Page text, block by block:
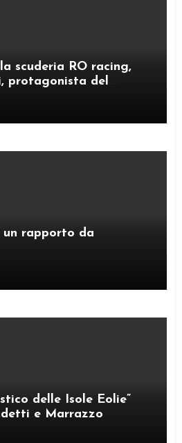
scuderia RO racing,
protagonista del
un rapporto da
delle Isole Eolie”
e Marrazzo